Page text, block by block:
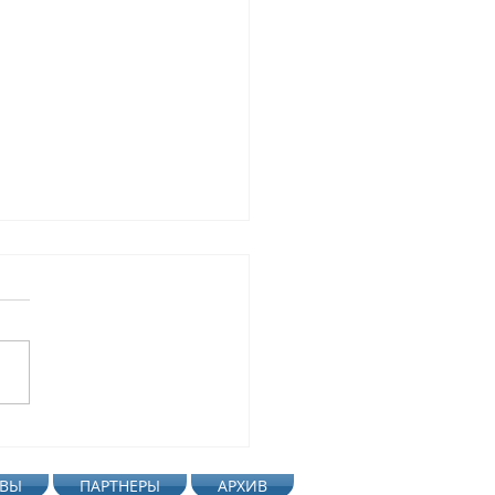
ПАРТНЕРЫ АРХИВ